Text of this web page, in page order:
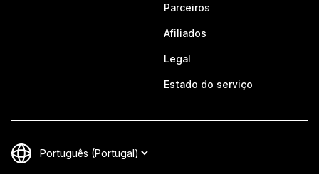
Parceiros
Afiliados
Legal
Estado do serviço